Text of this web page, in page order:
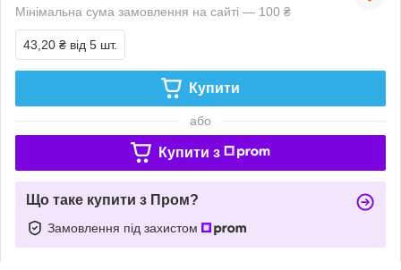
Мінімальна сума замовлення на сайті — 100 ₴
43,20 ₴ від 5 шт.
Купити
або
Купити з
Що таке купити з Пром?
Замовлення під захистом